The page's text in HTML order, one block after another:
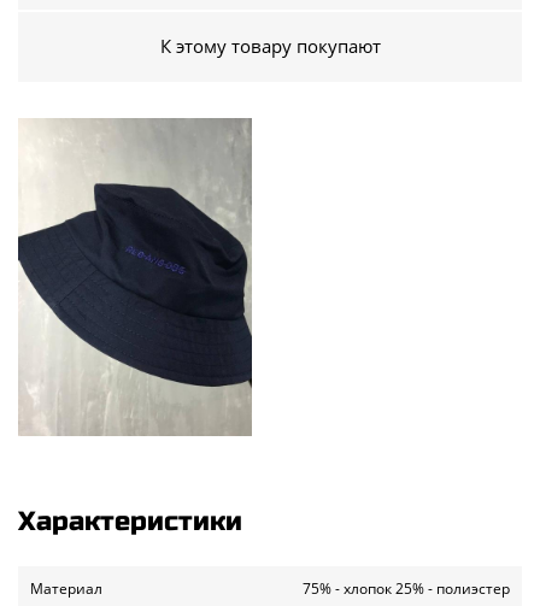
К этому товару покупают
Характеристики
Материал 75% - хлопок 25% - полиэстер